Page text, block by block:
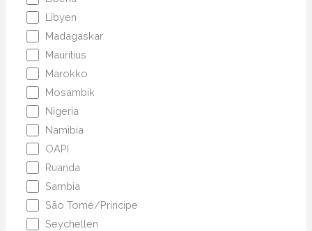
Libyen
Madagaskar
Mauritius
Marokko
Mosambik
Nigeria
Namibia
OAPI
Ruanda
Sambia
São Tomé/Príncipe
Seychellen